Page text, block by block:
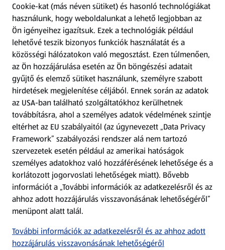
Kérdőív
Fizetési lehetőségek
ALDI utalványok
Árcsökkentés
Adattörlő alkalmazás
Szervizpont
(új oldalon nyílik meg)
Fedezz fel minket az interneten!
Töltsd le az ALDI Magyarország applikációt!
Cookie-kat (más néven sütiket) és hasonló technológiákat
használunk, hogy weboldalunkat a lehető legjobban az
Ön igényeihez igazítsuk. Ezek a technológiák például
lehetővé teszik bizonyos funkciók használatát és a
közösségi hálózatokon való megosztást. Ezen túlmenően,
az Ön hozzájárulása esetén az Ön böngészési adatait
gyűjtő és elemző sütiket használunk, személyre szabott
hirdetések megjelenítése céljából. Ennek során az adatok
az USA-ban található szolgáltatókhoz kerülhetnek
továbbításra, ahol a személyes adatok védelmének szintje
eltérhet az EU szabályaitól (az úgynevezett „Data Privacy
Framework” szabályozási rendszer alá nem tartozó
szervezetek esetén például az amerikai hatóságok
személyes adatokhoz való hozzáférésének lehetősége és a
korlátozott jogorvoslati lehetőségek miatt). Bővebb
információt a „További információk az adatkezelésről és az
ahhoz adott hozzájárulás visszavonásának lehetőségéről”
menüpont alatt talál.
További információk az adatkezelésről és az ahhoz adott
hozzájárulás visszavonásának lehetőségéről